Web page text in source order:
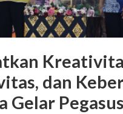
dan
Gelar